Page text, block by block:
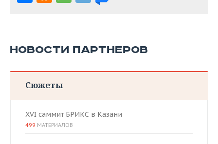
НОВОСТИ ПАРТНЕРОВ
Сюжеты
XVI саммит БРИКС в Казани
499 МАТЕРИАЛОВ